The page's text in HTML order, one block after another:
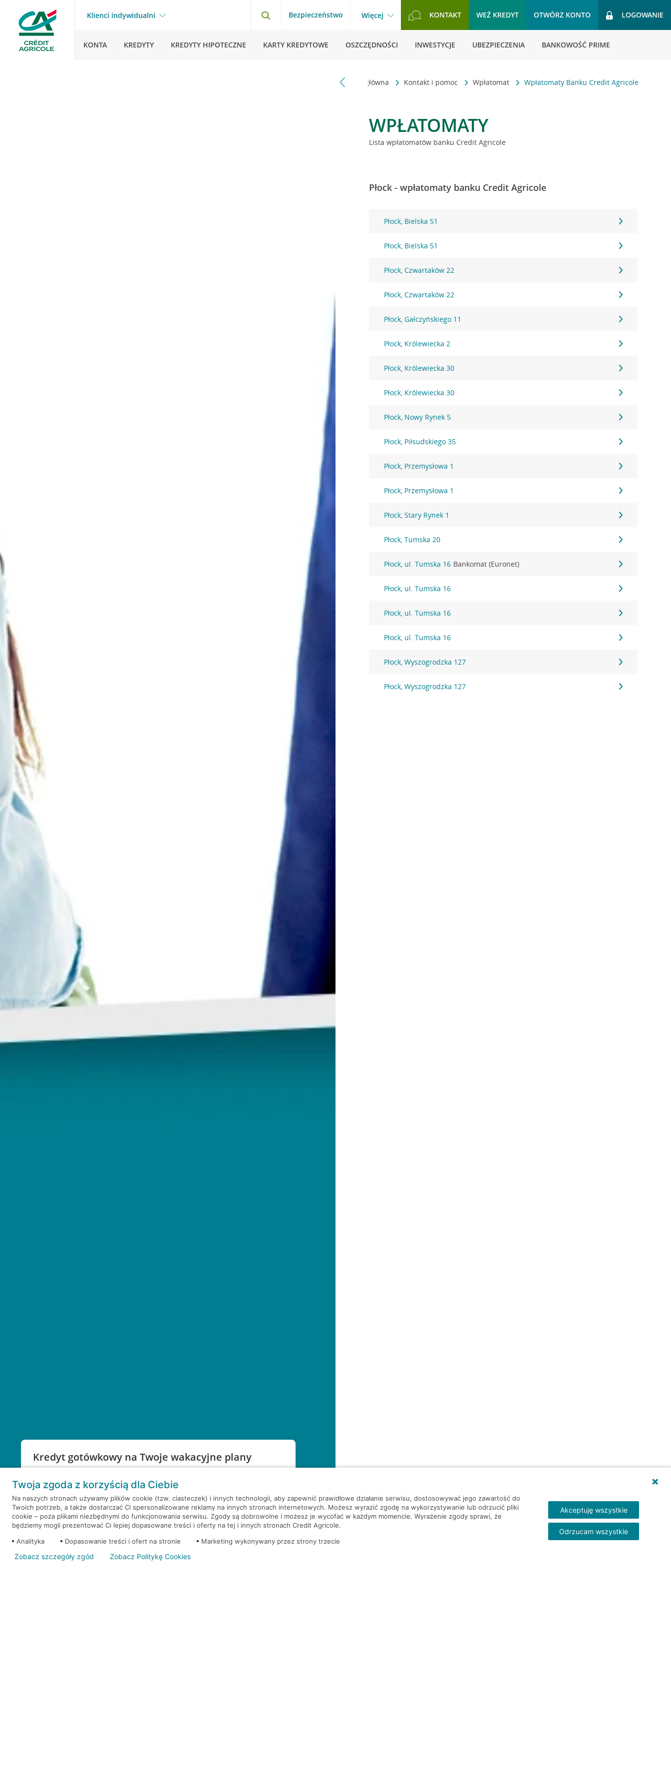
Klienci indywidualni Bezpieczeństwo Więcej KONTAKT WEŹ KREDYT OTWÓRZ KONTO LOGOWANIE
KONTA KREDYTY KREDYTY HIPOTECZNE KARTY KREDYTOWE OSZCZĘDNOŚCI INWESTYCJE UBEZPIECZENIA BANKOWOŚĆ PRIME
Kredyt gotówkowy na Twoje wakacyjne plany
RRSO: 9,6%
WEŹ KREDYT NOTA PRAWNA
Strona główna Kontakt i pomoc Wpłatomat Wpłatomaty Banku Credit Agricole
WPŁATOMATY
Lista wpłatomatów banku Credit Agricole
Płock - wpłatomaty banku Credit Agricole
Płock, Bielska 51
Płock, Bielska 51
Płock, Czwartaków 22
Płock, Czwartaków 22
Płock, Gałczyńskiego 11
Płock, Królewiecka 2
Płock, Królewiecka 30
Płock, Królewiecka 30
Płock, Nowy Rynek 5
Płock, Piłsudskiego 35
Płock, Przemysłowa 1
Płock, Przemysłowa 1
Płock, Stary Rynek 1
Płock, Tumska 20
Płock, ul. Tumska 16 Bankomat (Euronet)
Płock, ul. Tumska 16
Płock, ul. Tumska 16
Płock, ul. Tumska 16
Płock, Wyszogrodzka 127
Płock, Wyszogrodzka 127
Twoja zgoda z korzyścią dla Ciebie
Na naszych stronach używamy plików cookie (tzw. ciasteczek) i innych technologii, aby zapewnić prawidłowe działanie serwisu, dostosowywać jego zawartość do
Twoich potrzeb, a także dostarczać Ci spersonalizowane reklamy na innych stronach internetowych. Możesz wyrazić zgodę na wykorzystywanie lub odrzucić pliki
cookie – poza plikami niezbędnymi do funkcjonowania serwisu. Zgody są dobrowolne i możesz je wycofać w każdym momencie. Wyrażenie zgody sprawi, że
będziemy mogli prezentować Ci lepiej dopasowane treści i oferty na tej i innych stronach Credit Agricole.
Analityka
Dopasowanie treści i ofert na stronie Marketing wykonywany przez strony trzecie
Akceptuję wszystkie
Odrzucam wszystkie
Zobacz szczegóły zgód Zobacz Politykę Cookies